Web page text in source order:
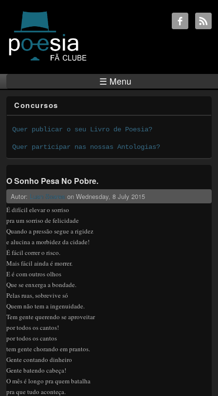
☰ Menu
Concursos
Quer publicar o seu Livro de Poesia?
Quer participar nas nossas Antologias?
O Sonho Pesa No Pobre.
Autor: Luan Soares onWednesday, 8 July 2015
É difícil elevar o sorriso
pra um sorriso de felicidade
Quando a pressão segue a rigidez
e alucina a morbidez da cidade!
É fácil correr o risco.
Mais fácil ainda é morrer.
E é com outros olhos
Que se enxerga a bondade.
Pelas ruas, sobrevive só
Quem não tem a ingenuidade.
Tem gente querendo se aproveitar
por todos os cantos!
por todos os cantos
tem gente chorando em prantos.
Gente contando dinheiro
Gente batendo cabeça!
O mês é longo pra quem batalha
pra que tudo aconteça.